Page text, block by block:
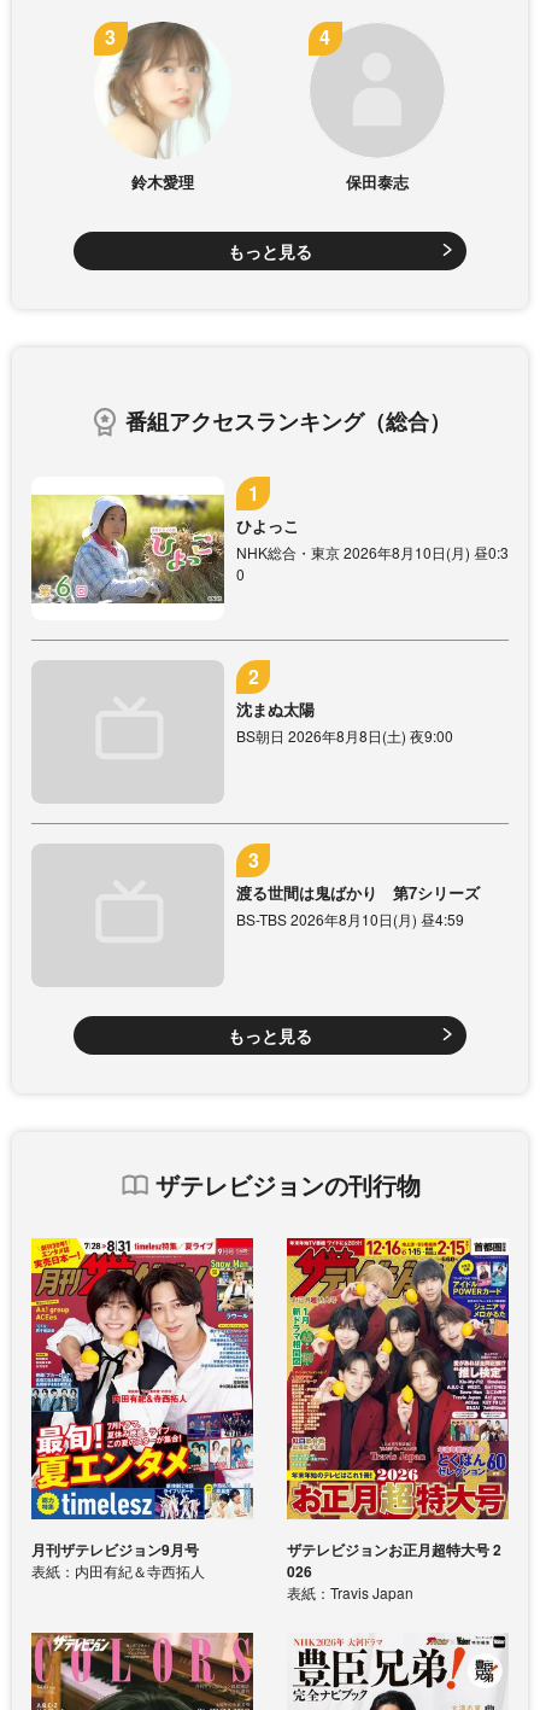
鈴木愛理 保田泰志
もっと見る
番組アクセスランキング（総合）
ひよっこ
NHK総合・東京 2026年8月10日(月) 昼0:3
0
沈まぬ太陽
BS朝日 2026年8月8日(土) 夜9:00
渡る世間は鬼ばかり 第7シリーズ
BS-TBS 2026年8月10日(月) 昼4:59
もっと見る
ザテレビジョンの刊行物
月刊ザテレビジョン9月号
表紙：内田有紀＆寺西拓人
ザテレビジョンお正月超特大号 2
026
表紙：Travis Japan